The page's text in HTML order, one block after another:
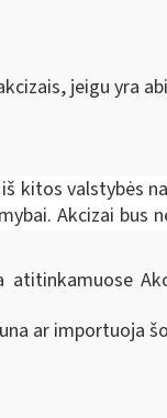
jeigu yra
kitos valstybės
Akcizai bus
atitinkamuose
ar importuoja